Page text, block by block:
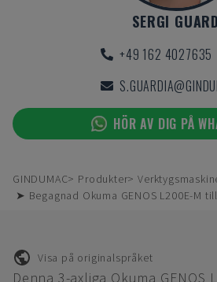
SERGI
+49 162 4027635
HÖR AV DIG PÅ
GINDUMAC Produkter
➤ Begagnad Okuma GENOS L200E-M
Visa på originalspråket
Denna 3-axliga Okuma GENOS